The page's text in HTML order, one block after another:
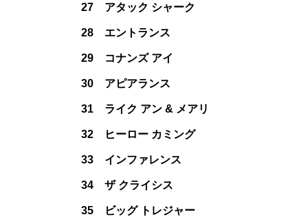
27 アタック シャーク
28 エントランス
29 コナンズ アイ
30 アピアランス
31 ライク アン & メアリ
32 ヒーロー カミング
33 インファレンス
34 ザ クライシス
35 ビッグ トレジャー